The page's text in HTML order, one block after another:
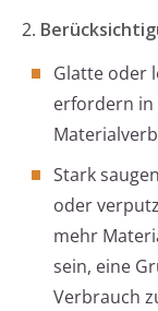
2.
Glatte oder
erfordern in
Stark
oder
mehr
sein, eine
Verbrauch